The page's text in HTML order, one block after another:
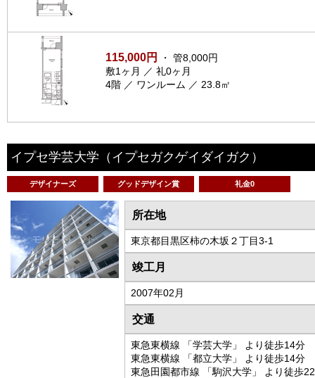
115,000円
・ 管8,000円
敷1ヶ月 ／ 礼0ヶ月
4階 ／ ワンルーム ／ 23.8㎡
イプセ学芸大学 （イプセガクゲイダイガク）
デザイナーズ グッドデザイン賞 礼金0
所在地
東京都目黒区柿の木坂２丁目3-1
竣工月
2007年02月
交通
東急東横線 「学芸大学」 より徒歩14分
東急東横線 「都立大学」 より徒歩14分
東急田園都市線 「駒沢大学」 より徒歩